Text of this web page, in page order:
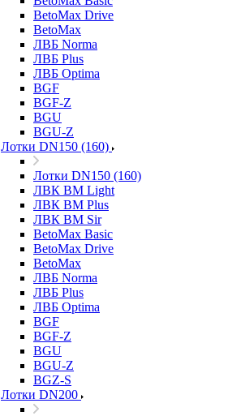
BetoMax Drive
BetoMax
ЛВБ Norma
ЛВБ Plus
ЛВБ Optima
BGF
BGF-Z
BGU
BGU-Z
Лотки DN150 (160)
Лотки DN150 (160)
ЛВК ВМ Light
ЛВК ВМ Plus
ЛВК ВМ Sir
BetoMax Basic
BetoMax Drive
BetoMax
ЛВБ Norma
ЛВБ Plus
ЛВБ Optima
BGF
BGF-Z
BGU
BGU-Z
BGZ-S
Лотки DN200